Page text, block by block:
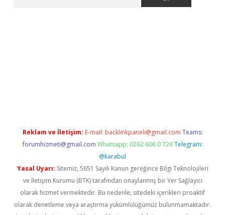
Reklam ve İletişim: E-mail: backlinkpaneli@gmail.com Teams:
forumhizmeti@gmail.com Whatsapp: 0262 606 0 726 Telegram:
@karabul
Yasal Uyarı: Sitemiz, 5651 Sayılı Kanun gereğince Bilgi Teknolojileri
ve İletişim Kurumu (BTK) tarafından onaylanmış bir Yer Sağlayıcı
olarak hizmet vermektedir. Bu nedenle, sitedeki içerikleri proaktif
olarak denetleme veya araştırma yükümlülüğümüz bulunmamaktadır.